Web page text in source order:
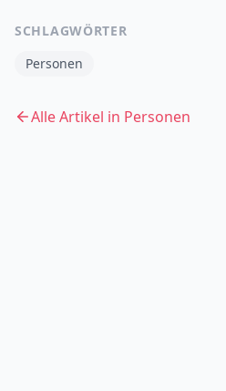
SCHLAGWÖRTER
Personen
Alle Artikel in Personen